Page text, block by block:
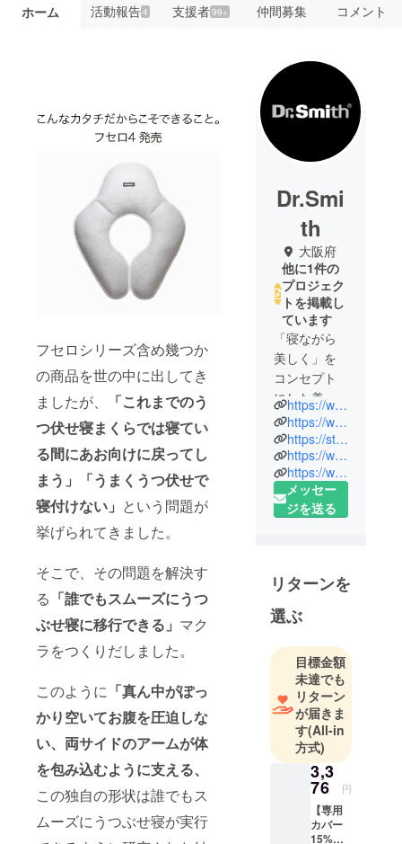
ホーム 活動報告4 支援者99+ 仲間募集 コメント
フセロシリーズ含め幾つか
の商品を世の中に出してき
ましたが、
「これまでのう
つ伏せ寝まくらでは寝てい
る間にあお向けに戻ってし
まう」「うまくうつ伏せで
寝付けない」 という問題が
挙げられてきました。
そこで、その問題を解決す
る 「誰でもスムーズにうつ
ぶせ寝に移行できる」 マク
ラをつくりだしました。
このように 「真ん中がぽっ
かり空いてお腹を圧迫しな
い、両サイドのアームが体
を包み込むように支える、
この独自の形状は誰でもス
ムーズにうつぶせ寝が実行
Dr.Smi
th
大阪府
他に1件の
プロジェク
トを掲載し
ています
「寝ながら
美しく」を
コンセプト
にした美容
寝具を中心
に湿度調節
や消臭等、
炭の性質を
活かした寝
具を販売し
過ごす睡眠
時間だから
こそ、誰も
て触れてみ
たくなる素
材やデザイ
ンを追求
し、炭の寝
具の先駆者
としてデザ
イン性に優
れた寝具
で、豊かで
https://www.dr-smith.jp
https://www.rakuten.co.jp/dr-smith/
https://store.shopping.yahoo.co.jp/dr-smith/
https://www.facebook.com/DrSmithTAKASHIMA/
https://www.instagram.com/dr.smith_official/
メッセー
ジを送る
リターンを
選ぶ
目標金額
未達でも
リターン
が届きま
す(All-in
方式)
3,3
76 円
【専用
カバー
15%OF